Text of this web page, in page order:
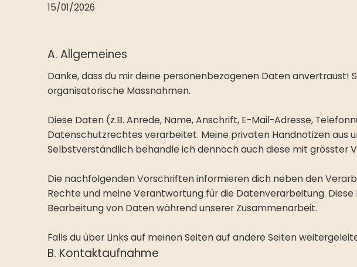
15/01/2026
A. Allgemeines
Danke, dass du mir deine personenbezogenen Daten
organisatorische Massnahmen.
Diese Daten (z.B. Anrede, Name, Anschrift, E-Mail-Adresse,
Datenschutzrechtes verarbeitet. Meine privaten Handnotizen
Selbstverständlich behandle ich dennoch auch diese mit grösster
Die nachfolgenden Vorschriften informieren dich neben den
Rechte und meine Verantwortung für die Datenverarbeitung.
Bearbeitung von Daten während unserer Zusammenarbeit.
Falls du über Links auf meinen Seiten auf andere Seiten
B. Kontaktaufnahme